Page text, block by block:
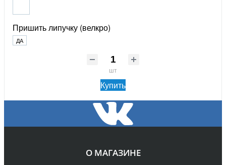
Пришить липучку (велкро)
ДА
шт
Купить
О МАГАЗИНЕ